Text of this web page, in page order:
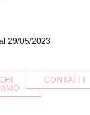
29/05/2023
CHI
CONTATTI